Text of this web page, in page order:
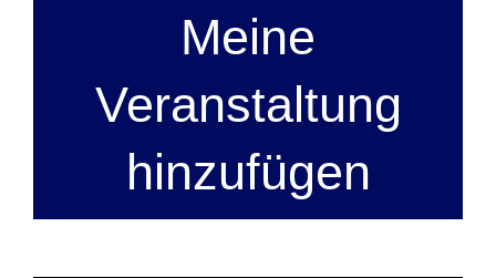
Meine
Veranstaltung
hinzufügen